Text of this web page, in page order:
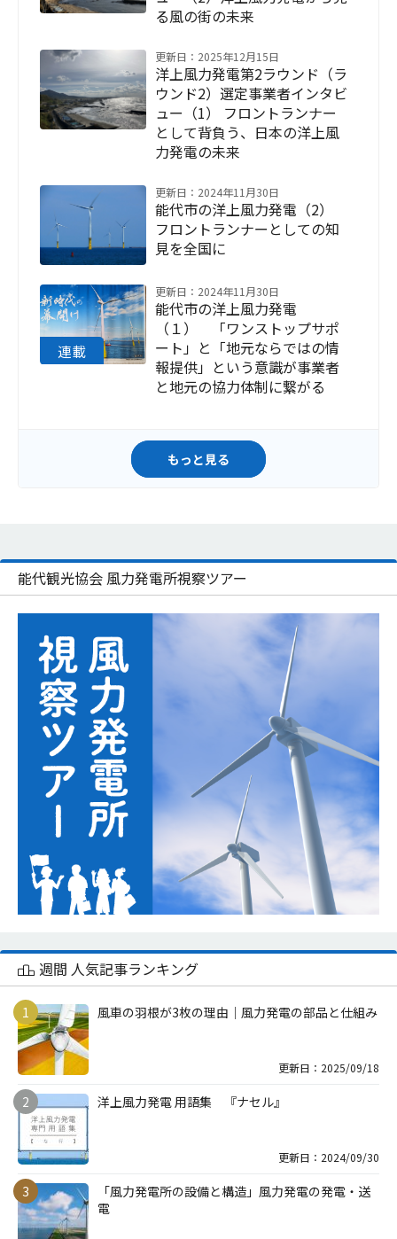
る風の街の未来
更新日：2025年12月15日
洋上風力発電第2ラウンド（ラ
ウンド2）選定事業者インタビ
ュー（1） フロントランナー
として背負う、日本の洋上風
力発電の未来
更新日：2024年11月30日
能代市の洋上風力発電（2）
フロントランナーとしての知
見を全国に
更新日：2024年11月30日
能代市の洋上風力発電
（１） 「ワンストップサポ
ート」と「地元ならではの情
報提供」という意識が事業者
と地元の協力体制に繋がる
もっと見る
能代観光協会 風力発電所視察ツアー
週間 人気記事ランキング
風車の羽根が3枚の理由｜風力発電の部品と仕組み
更新日：2025/09/18
洋上風力発電 用語集 『ナセル』
更新日：2024/09/30
「風力発電所の設備と構造」風力発電の発電・送
電